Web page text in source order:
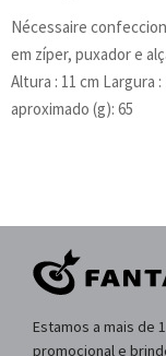
Nécessaire
em zíper, puxador e
Altura : 11 cm Largura
aproximado (g): 65
Estamos a mais de
promocional e